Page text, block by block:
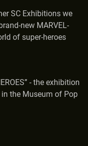
SC Exhibitions we
new MARVEL-
of super-heroes
- the exhibition
the Museum of Pop